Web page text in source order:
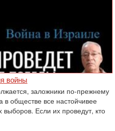
войны
заложники по-прежнему
в обществе все настойчивее
Если их проведут, кто